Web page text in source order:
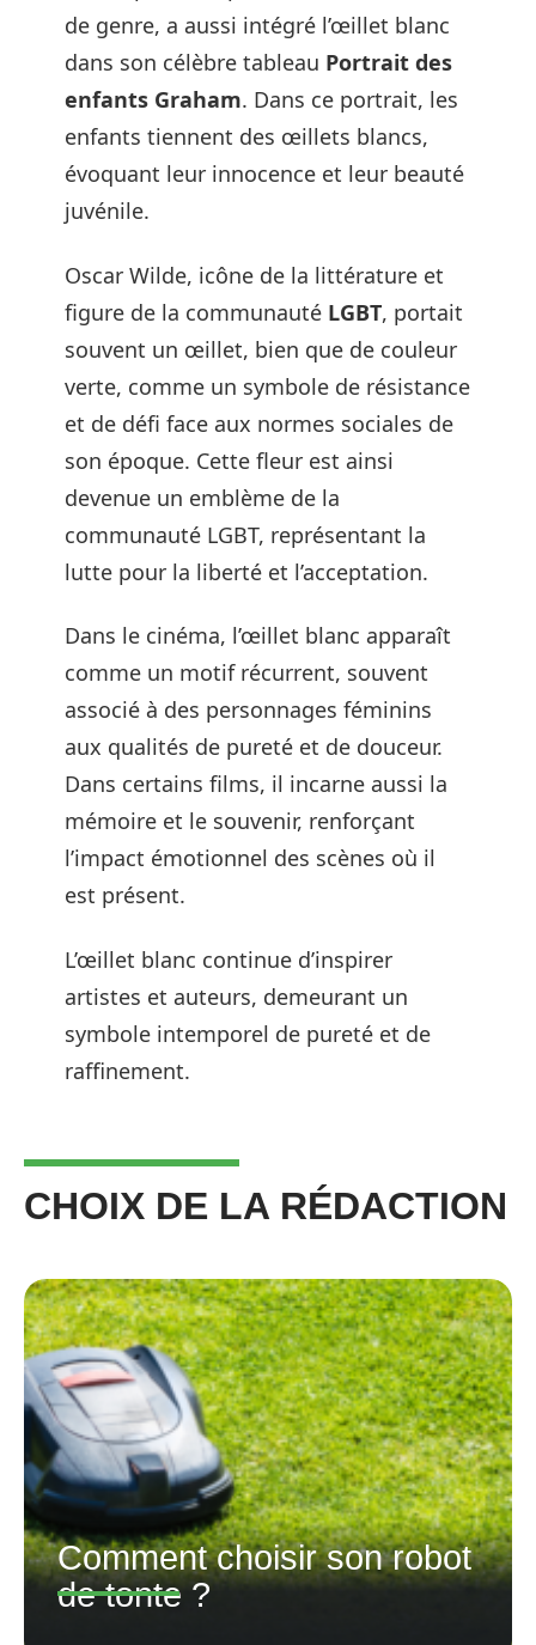
de genre, a aussi intégré l’œillet blanc
dans son célèbre tableau Portrait des
enfants Graham. Dans ce portrait, les
enfants tiennent des œillets blancs,
évoquant leur innocence et leur beauté
juvénile.
Oscar Wilde, icône de la littérature et
figure de la communauté LGBT, portait
souvent un œillet, bien que de couleur
verte, comme un symbole de résistance
et de défi face aux normes sociales de
son époque. Cette fleur est ainsi
devenue un emblème de la
communauté LGBT, représentant la
lutte pour la liberté et l’acceptation.
Dans le cinéma, l’œillet blanc apparaît
comme un motif récurrent, souvent
associé à des personnages féminins
aux qualités de pureté et de douceur.
Dans certains films, il incarne aussi la
mémoire et le souvenir, renforçant
l’impact émotionnel des scènes où il
est présent.
L’œillet blanc continue d’inspirer
artistes et auteurs, demeurant un
symbole intemporel de pureté et de
raffinement.
CHOIX DE LA RÉDACTION
Comment choisir son robot
de tonte ?